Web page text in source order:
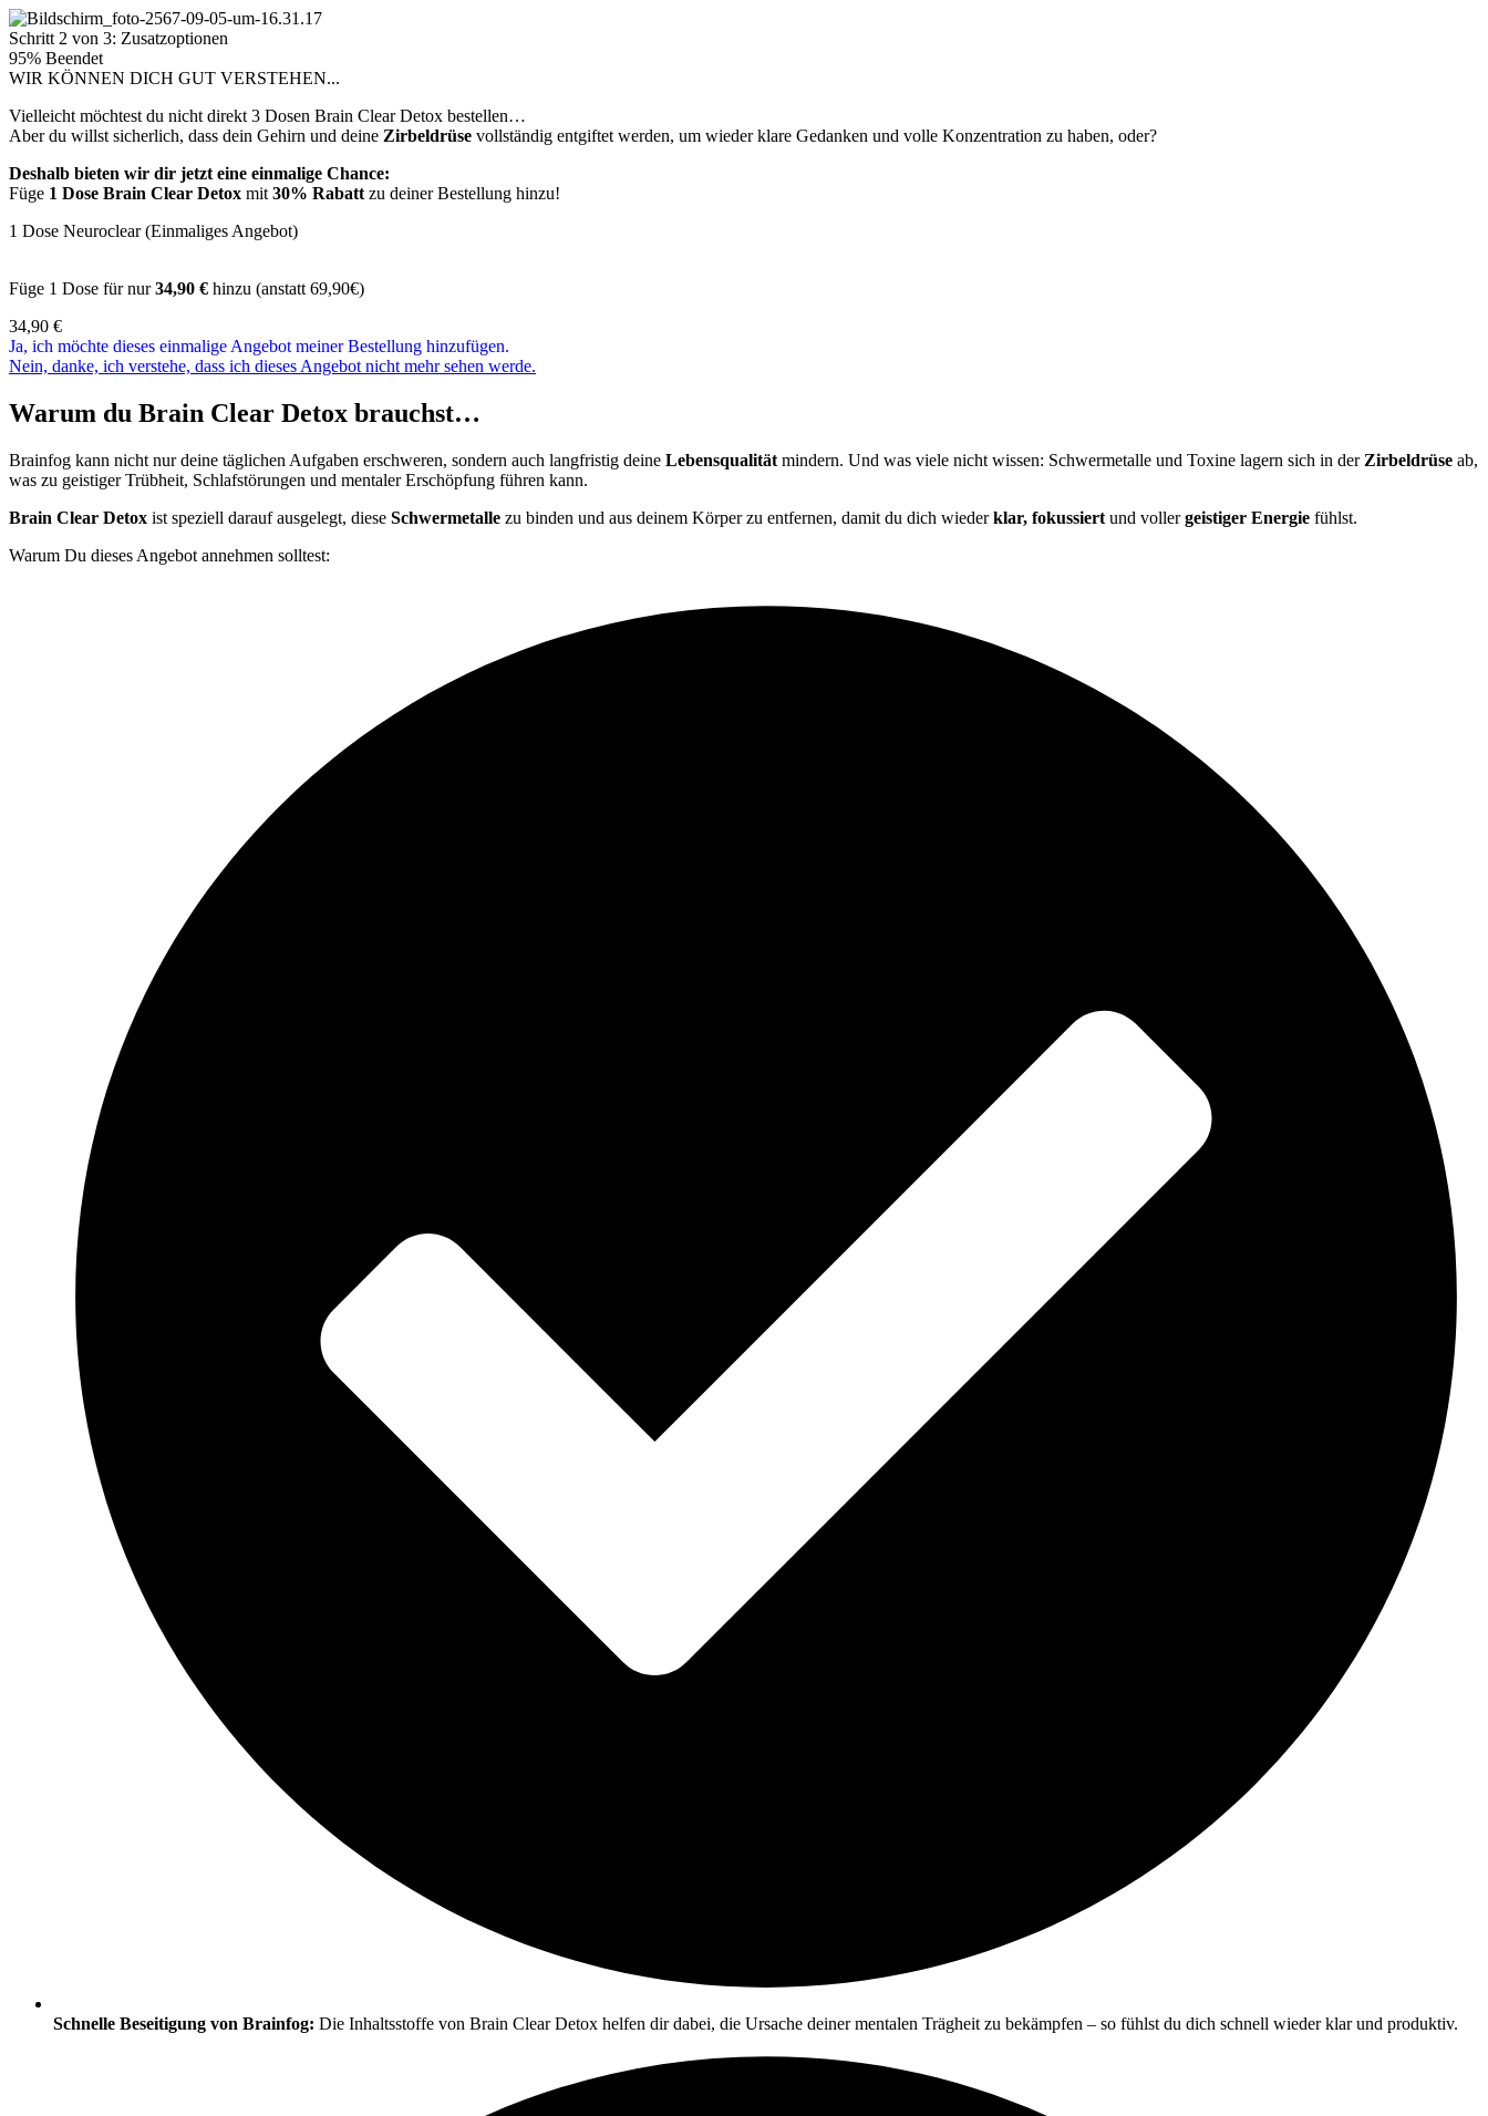
Schritt 2 von 3: Zusatzoptionen
95% Beendet
WIR KÖNNEN DICH GUT VERSTEHEN...
Vielleicht möchtest du nicht direkt 3 Dosen Brain Clear Detox bestellen…
Aber du willst sicherlich, dass dein Gehirn und deine Zirbeldrüse vollständig entgiftet werden, um wieder klare Gedanken und volle Konzentration zu haben, oder?
Deshalb bieten wir dir jetzt eine einmalige Chance:
Füge 1 Dose Brain Clear Detox mit 30% Rabatt zu deiner Bestellung hinzu!
1 Dose Neuroclear (Einmaliges Angebot)
Füge 1 Dose für nur34,90 € hinzu (anstatt 69,90€)
34,90 €
Ja, ich möchte dieses einmalige Angebot meiner Bestellung hinzufügen.
Nein, danke, ich verstehe, dass ich dieses Angebot nicht mehr sehen werde.
Warum du Brain Clear Detox brauchst…
Brainfog kann nicht nur deine täglichen Aufgaben erschweren, sondern auch langfristig deine Lebensqualität mindern. Und was viele nicht wissen: Schwermetalle und Toxine lagern sich in der Zirbeldrüse ab,
was zu geistiger Trübheit, Schlafstörungen und mentaler Erschöpfung führen kann.
Brain Clear Detox ist speziell darauf ausgelegt, diese Schwermetalle zu binden und aus deinem Körper zu entfernen, damit du dich wiederklar, fokussiert und vollergeistiger Energie fühlst.
Warum Du dieses Angebot annehmen solltest:
Schnelle Beseitigung von Brainfog: Die Inhaltsstoffe von Brain Clear Detox helfen dir dabei, die Ursache deiner mentalen Trägheit zu bekämpfen – so fühlst du dich schnell wieder klar und produktiv.